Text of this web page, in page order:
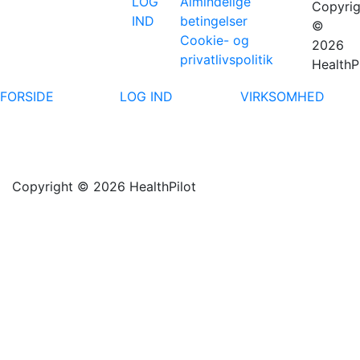
IND
betingelser
Cookie- og
privatlivspolitik
©
2026
FORSIDE
LOG IND VIRKSOMHED
Copyright © 2026 HealthPilot